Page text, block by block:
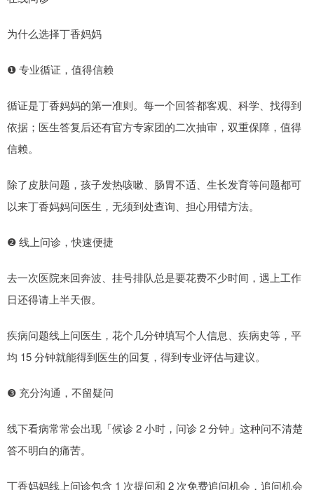
为什么选择丁香妈妈
❶ 专业循证，值得信赖
循证是丁香妈妈的第一准则。每一个回答都客观、科学、找得到
依据；医生答复后还有官方专家团的二次抽审，双重保障，值得
信赖。
除了皮肤问题，孩子发热咳嗽、肠胃不适、生长发育等问题都可
以来丁香妈妈问医生，无须到处查询、担心用错方法。
❷ 线上问诊，快速便捷
去一次医院来回奔波、挂号排队总是要花费不少时间，遇上工作
日还得请上半天假。
疾病问题线上问医生，花个几分钟填写个人信息、疾病史等，平
均 15 分钟就能得到医生的回复，得到专业评估与建议。
❸ 充分沟通，不留疑问
线下看病常常会出现「候诊 2 小时，问诊 2 分钟」这种问不清楚
答不明白的痛苦。
丁香妈妈线上问诊包含 1 次提问和 2 次免费追问机会，追问机会